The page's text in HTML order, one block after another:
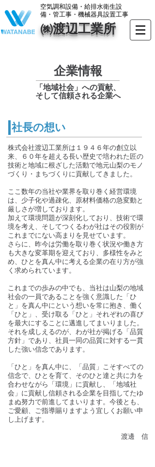
​空気調和設備・給排水衛生設
備・管工事・機械器具設置工事
㈱渡辺工業所
​企業情報
「地域社会」への貢献、
そして信頼される企業へ
社長の想い
株式会社渡辺工業所は１９４６年の創立以
来、６０年を超える長い歴史で培われた匠の
技術と地域に根ざした活動で地元山梨のモノ
づくり・まちづくりに貢献してきました。
ここ数年の当社や業界を取り巻く経営環境
は、少子化や過疎化、原材料価格の急変動と
厳しさが増しております。
加えて環境問題が深刻化しており、技術で環
境を考え、そしてつくるわが社はその役割が
これまでにない高まりを見せています。
さらに、昨今は労働を取り巻く状況や働き方
も大きな変革期を迎えており、多様性をみと
め、ひとを真ん中に考える企業の在り方が強
く求められています。
これまでの歩みの中でも、当社は山梨の地域
社会の一員であることを強く意識した「ひ
と」を真ん中にという想いを常に抱き、働く
「ひと」、受け取る「ひと」それぞれの喜び
を最大にすることに邁進してまいりました。
それを成しえるのが、わが社が掲げる「品質
方針」であり、社員一同の品質に対する一貫
した強い信念であります。
「ひと」を真ん中に、「品質」こそすべての
信念で、ひとを育て、そのひと達と共に力を
合わせながら「環境」に貢献し、「地域社
会」に貢献し信頼される企業を目指してたゆ
まぬ努力で前進してまいります。今後とも、
ご愛顧、ご指導賜りますよう宜しくお願い申
し上げます。
渡邊 信